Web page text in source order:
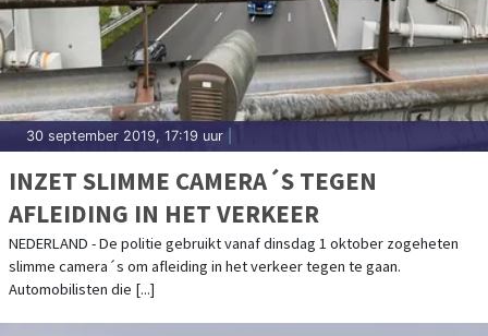
30 september 2019, 17:19 uur
INZET SLIMME CAMERA´S TEGEN
AFLEIDING IN HET VERKEER
NEDERLAND - De politie gebruikt vanaf dinsdag 1 oktober zogeheten
slimme camera´s om afleiding in het verkeer tegen te gaan.
Automobilisten die [...]